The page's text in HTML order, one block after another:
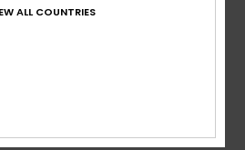
ROXY
ALL COUNTRIES